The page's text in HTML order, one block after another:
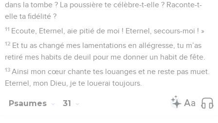
dans la tombe ? La poussière te célèbre-t-elle ? Raconte-t-
elle ta fidélité ?
11 Ecoute, Eternel, aie pitié de moi ! Eternel, secours-moi ! »
12 Et tu as changé mes lamentations en allégresse, tu m’as
retiré mes habits de deuil pour me donner un habit de fête.
13 Ainsi mon cœur chante tes louanges et ne reste pas muet.
Eternel, mon Dieu, je te louerai toujours.
Psaumes 31